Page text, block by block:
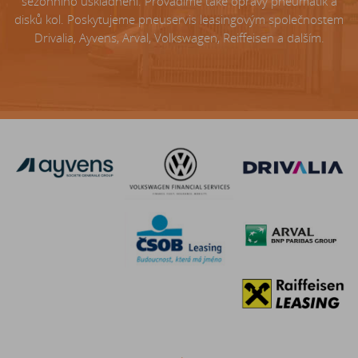
disků kol. Poskytujeme pneuservis leasingovým společnostem
Drivalia, Ayvens, Arval, Volkswagen, Reiffeisen a dalším.